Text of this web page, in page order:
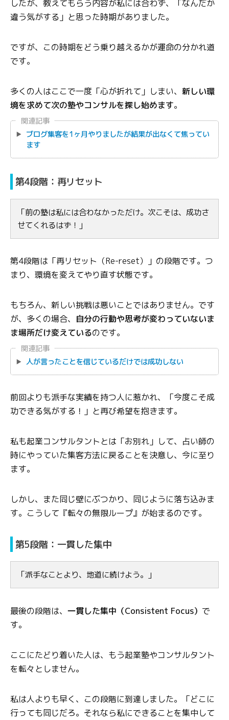
したが、教えてもらう内容が私には合わず、「なんだか
違う気がする」と思った時期がありました。
ですが、この時期をどう乗り越えるかが運命の分かれ道
です。
多くの人はここで一度「心が折れて」しまい、 新しい環
境を求めて次の塾やコンサルを探し始めます。
関連記事
ブログ集客を1ヶ月やりましたが結果が出なくて焦ってい
ます
第4段階：再リセット
「前の塾は私には合わなかっただけ。次こそは、成功さ
せてくれるはず！」
第4段階は「再リセット（Re-reset）」の段階です。つ
まり、環境を変えてやり直す状態です。
もちろん、新しい挑戦は悪いことではありません。です
が、多くの場合、 自分の行動や思考が変わっていないま
ま場所だけ変えているのです。
関連記事
人が言ったことを信じているだけでは成功しない
前回よりも派手な実績を持つ人に惹かれ、「今度こそ成
功できる気がする！」と再び希望を抱きます。
私も起業コンサルタントとは「お別れ」して、占い師の
時にやっていた集客方法に戻ることを決意し、今に至り
ます。
しかし、また同じ壁にぶつかり、同じように落ち込みま
す。こうして『転々の無限ループ』が始まるのです。
第5段階：一貫した集中
「派手なことより、地道に続けよう。」
最後の段階は、 一貫した集中（Consistent Focus） で
す。
ここにたどり着いた人は、もう起業塾やコンサルタント
を転々としません。
私は人よりも早く、この段階に到達しました。「どこに
行っても同じだろ。それなら私にできることを集中して